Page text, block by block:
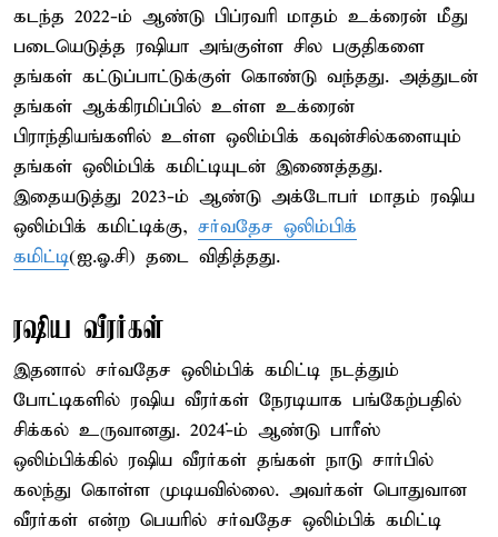
கடந்த 2022-ம் ஆண்டு பிப்ரவரி மாதம் உக்ரைன் மீது
படையெடுத்த ரஷியா அங்குள்ள சில பகுதிகளை
தங்கள் கட்டுப்பாட்டுக்குள் கொண்டு வந்தது. அத்துடன்
தங்கள் ஆக்கிரமிப்பில் உள்ள உக்ரைன்
பிராந்தியங்களில் உள்ள ஒலிம்பிக் கவுன்சில்களையும்
தங்கள் ஒலிம்பிக் கமிட்டியுடன் இணைத்தது.
இதையடுத்து 2023-ம் ஆண்டு அக்டோபர் மாதம் ரஷிய
ஒலிம்பிக் கமிட்டிக்கு, சர்வதேச ஒலிம்பிக்
கமிட்டி(ஐ.ஓ.சி) தடை விதித்தது.
ரஷிய வீரர்கள்
இதனால் சர்வதேச ஒலிம்பிக் கமிட்டி நடத்தும்
போட்டிகளில் ரஷிய வீரர்கள் நேரடியாக பங்கேற்பதில்
சிக்கல் உருவானது. 2024-்ம் ஆண்டு பாரீஸ்
ஒலிம்பிக்கில் ரஷிய வீரர்கள் தங்கள் நாடு சார்பில்
கலந்து கொள்ள முடியவில்லை. அவர்கள் பொதுவான
வீரர்கள் என்ற பெயரில் சர்வதேச ஒலிம்பிக் கமிட்டி